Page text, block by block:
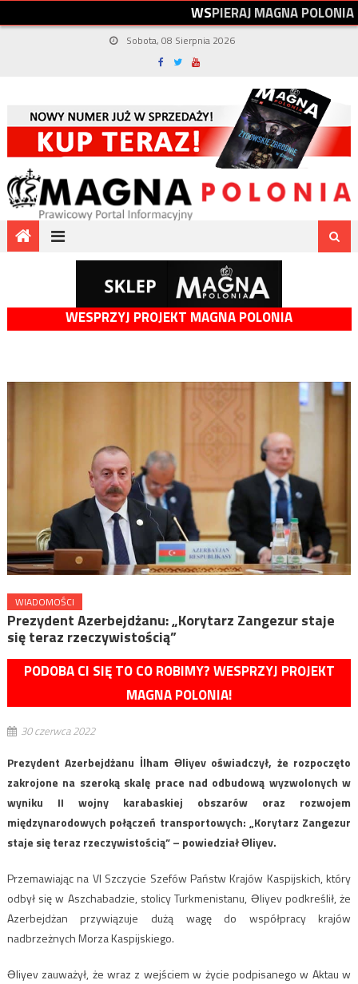
WSPIERAJMAGNAPOLONIA
Sobota, 08 Sierpnia 2026
WESPRZYJ PROJEKT MAGNA POLONIA
WIADOMOŚCI
Prezydent Azerbejdżanu: „Korytarz Zangezur staje
się teraz rzeczywistością”
PODOBA CI SIĘ TO CO ROBIMY? WESPRZYJ PROJEKT
MAGNA POLONIA!
30 czerwca 2022
Prezydent Azerbejdżanu İlham Əliyev oświadczył, że rozpoczęto
zakrojone na szeroką skalę prace nad odbudową wyzwolonych w
wyniku II wojny karabaskiej obszarów oraz rozwojem
międzynarodowych połączeń transportowych: „Korytarz Zangezur
staje się teraz rzeczywistością” – powiedział Əliyev.
Przemawiając na VI Szczycie Szefów Państw Krajów Kaspijskich, który
odbył się w Aszchabadzie, stolicy Turkmenistanu, Əliyev podkreślił, że
Azerbejdżan przywiązuje dużą wagę do współpracy krajów
nadbrzeżnych Morza Kaspijskiego.
Əliyev zauważył, że wraz z wejściem w życie podpisanego w Aktau w